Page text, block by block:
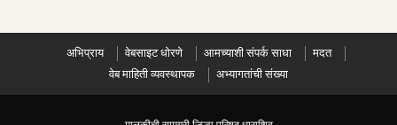
अभिप्राय वेबसाइट धोरणे आमच्याशी संपर्क साधा
मदत
वेब माहिती व्यवस्थापक
अभ्यागतांची संख्या